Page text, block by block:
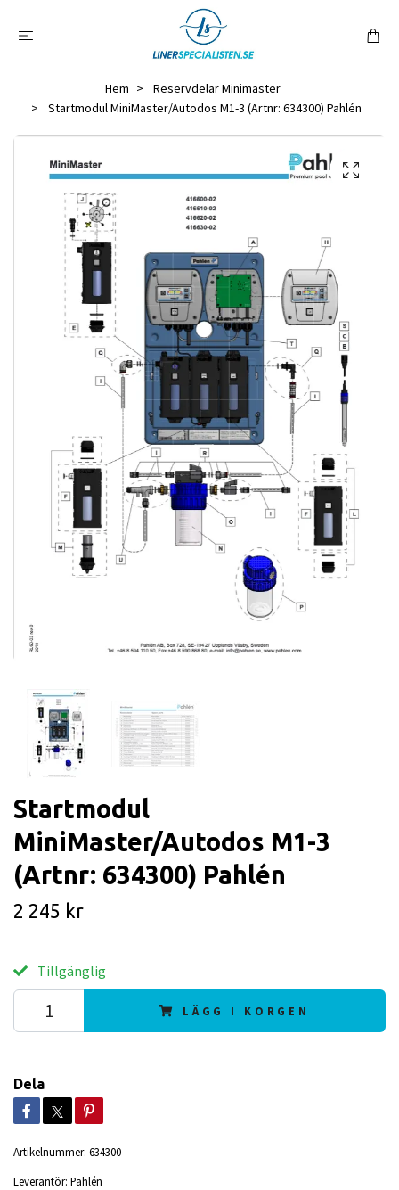
Hem
Reservdelar Minimaster
Startmodul MiniMaster/Autodos M1-3 (Artnr: 634300) Pahlén
Startmodul
MiniMaster/Autodos M1-3
(Artnr: 634300) Pahlén
2 245 kr
Tillgänglig
LÄGG I KORGEN
Dela
Artikelnummer: 634300
Leverantör: Pahlén